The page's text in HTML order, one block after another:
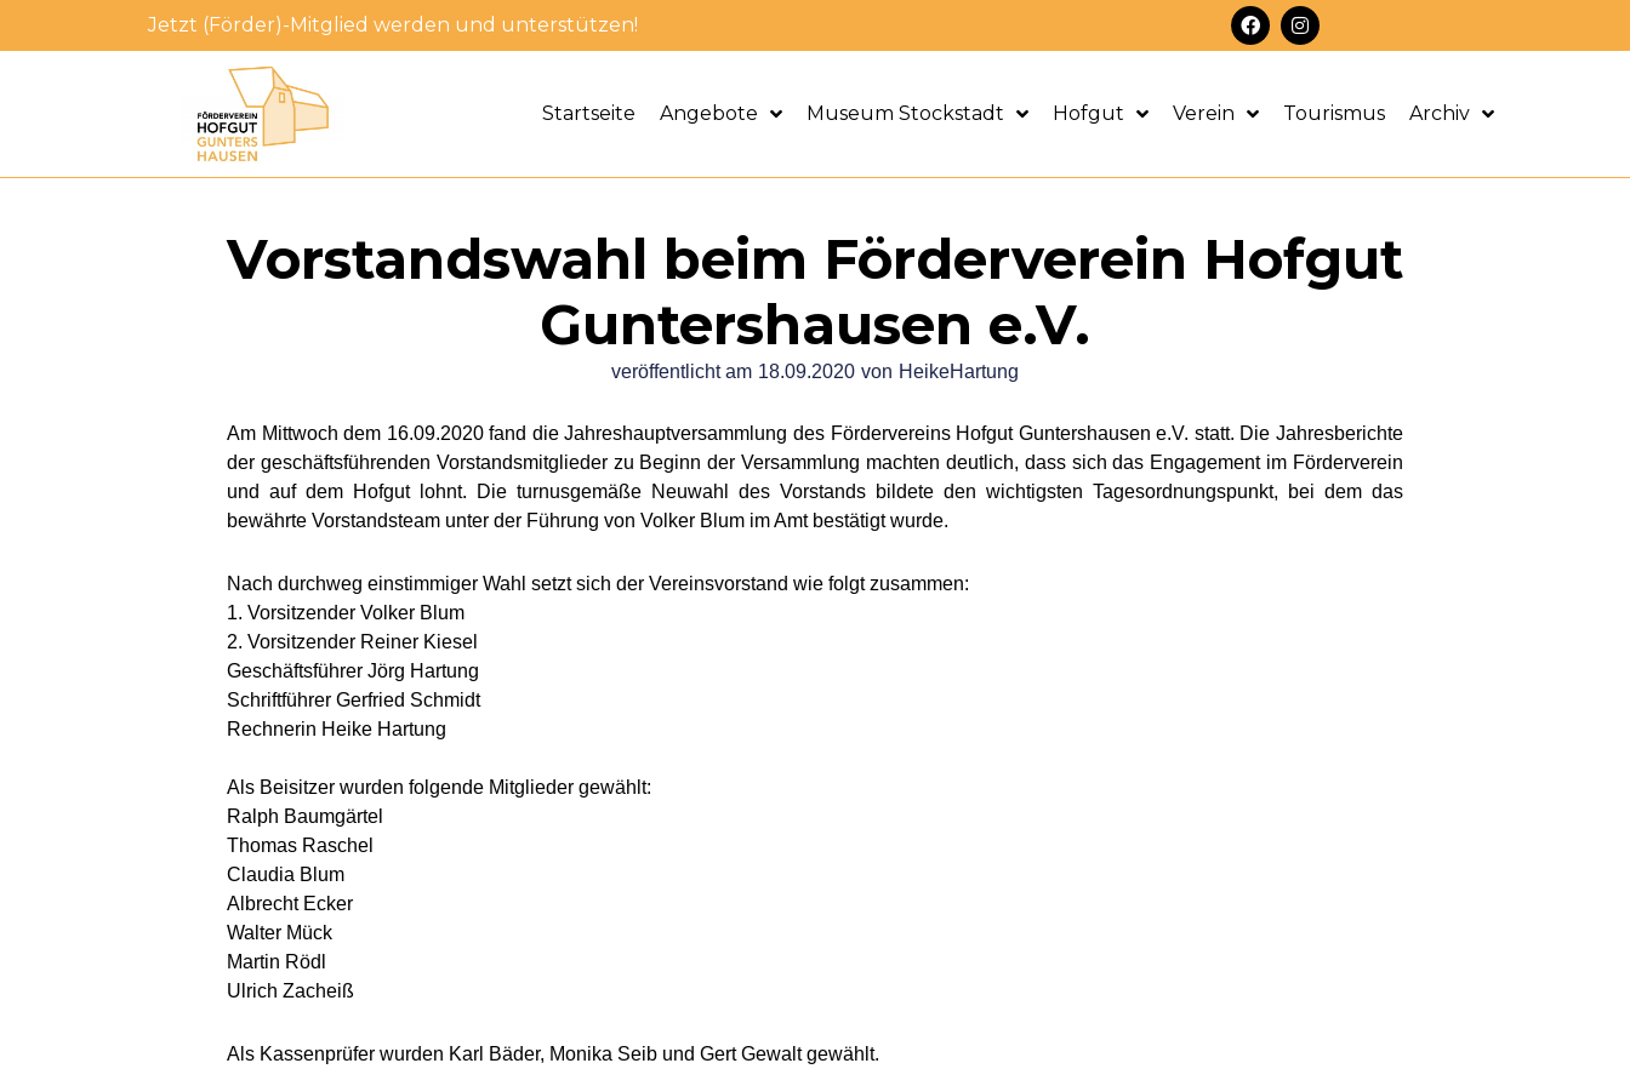
Inhalt
Jetzt (Förder)-Mitglied werden und unterstützen!
F
a
c
o
I
n
s
g
Startseite Angebote Museum Stockstadt Hofgut Verein Tourismus Archiv
Vorstandswahl beim Förderverein Hofgut
Guntershausen e.V.
veröffentlicht am 18.09.2020 von HeikeHartung
Am Mittwoch dem 16.09.2020 fand die Jahreshauptversammlung des Fördervereins Hofgut Guntershausen e.V. statt. Die Jahresberichte
der geschäftsführenden Vorstandsmitglieder zu Beginn der Versammlung machten deutlich, dass sich das Engagement im Förderverein
und auf dem Hofgut lohnt. Die turnusgemäße Neuwahl des Vorstands bildete den wichtigsten Tagesordnungspunkt, bei dem das
bewährte Vorstandsteam unter der Führung von Volker Blum im Amt bestätigt wurde.
Nach durchweg einstimmiger Wahl setzt sich der Vereinsvorstand wie folgt zusammen:
1. Vorsitzender Volker Blum
2. Vorsitzender Reiner Kiesel
Geschäftsführer Jörg Hartung
Schriftführer Gerfried Schmidt
Rechnerin Heike Hartung
Als Beisitzer wurden folgende Mitglieder gewählt:
Ralph Baumgärtel
Thomas Raschel
Claudia Blum
Albrecht Ecker
Walter Mück
Martin Rödl
Ulrich Zacheiß
Als Kassenprüfer wurden Karl Bäder, Monika Seib und Gert Gewalt gewählt.